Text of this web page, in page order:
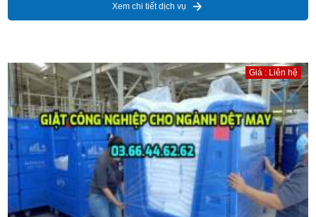
Xem chi tiết dịch vụ
Giá : Liên hệ